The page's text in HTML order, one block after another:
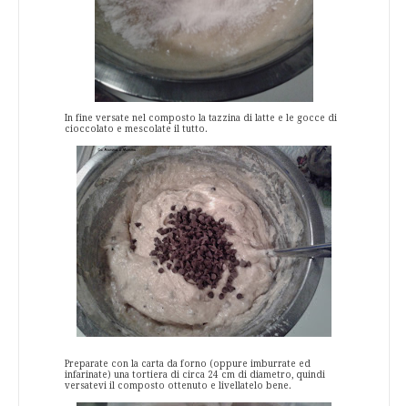
In fine versate nel composto la tazzina di latte e le gocce di
cioccolato e mescolate il tutto.
Preparate con la carta da forno (oppure imburrate ed
infarinate) una tortiera di circa 24 cm di diametro, quindi
versatevi il composto ottenuto e livellatelo bene.